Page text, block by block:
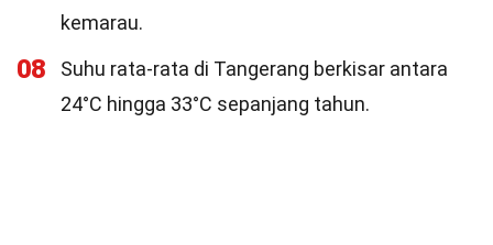
kemarau.
08
Suhu rata-rata di Tangerang berkisar antara
24°C hingga 33°C sepanjang tahun.